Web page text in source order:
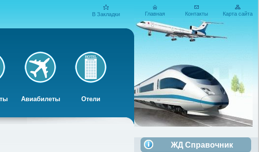
В Закладки
Авиабилеты Отели
Главная Контакты Карта сайта
ЖД Cправочник